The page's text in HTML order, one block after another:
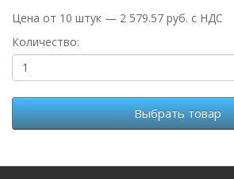
Цена от 10 штук — 2 579.57 руб. с НДС
Количество:
Выбрать товар